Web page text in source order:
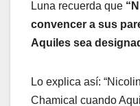
Luna recuerda que
convencer a sus
Aquiles sea
Lo explica así:
Chamical cuando